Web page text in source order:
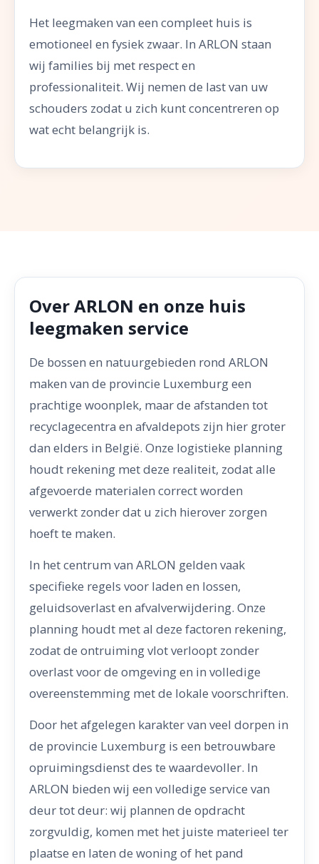
Het leegmaken van een compleet huis is
emotioneel en fysiek zwaar. In ARLON staan
wij families bij met respect en
professionaliteit. Wij nemen de last van uw
schouders zodat u zich kunt concentreren op
wat echt belangrijk is.
Over ARLON en onze huis
leegmaken service
De bossen en natuurgebieden rond ARLON
maken van de provincie Luxemburg een
prachtige woonplek, maar de afstanden tot
recyclagecentra en afvaldepots zijn hier groter
dan elders in België. Onze logistieke planning
houdt rekening met deze realiteit, zodat alle
afgevoerde materialen correct worden
verwerkt zonder dat u zich hierover zorgen
hoeft te maken.
In het centrum van ARLON gelden vaak
specifieke regels voor laden en lossen,
geluidsoverlast en afvalverwijdering. Onze
planning houdt met al deze factoren rekening,
zodat de ontruiming vlot verloopt zonder
overlast voor de omgeving en in volledige
overeenstemming met de lokale voorschriften.
Door het afgelegen karakter van veel dorpen in
de provincie Luxemburg is een betrouwbare
opruimingsdienst des te waardevoller. In
ARLON bieden wij een volledige service van
deur tot deur: wij plannen de opdracht
zorgvuldig, komen met het juiste materieel ter
plaatse en laten de woning of het pand